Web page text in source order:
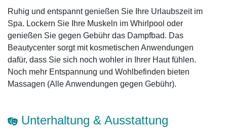
Ruhig und entspannt genießen Sie Ihre Urlaubszeit im
Spa. Lockern Sie Ihre Muskeln im Whirlpool oder
genießen Sie gegen Gebühr das Dampfbad. Das
Beautycenter sorgt mit kosmetischen Anwendungen
dafür, dass Sie sich noch wohler in Ihrer Haut fühlen.
Noch mehr Entspannung und Wohlbefinden bieten
Massagen (Alle Anwendungen gegen Gebühr).
Unterhaltung & Ausstattung